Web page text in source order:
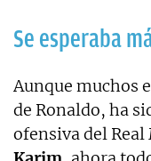
Se esperaba
Aunque muchos
de Ronaldo, ha
ofensiva del Real